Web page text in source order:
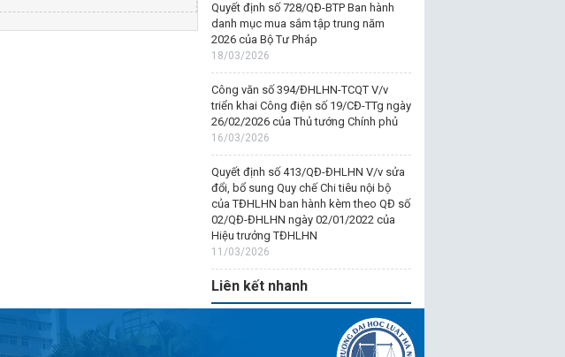
Quyết định số 728/QĐ-BTP Ban hành
danh mục mua sắm tập trung năm
2026 của Bộ Tư Pháp
18/03/2026
Công văn số 394/ĐHLHN-TCQT V/v
triển khai Công điện số 19/CĐ-TTg ngày
26/02/2026 của Thủ tướng Chính phủ
16/03/2026
Quyết định số 413/QĐ-ĐHLHN V/v sửa
đổi, bổ sung Quy chế Chi tiêu nội bộ
của TĐHLHN ban hành kèm theo QĐ số
02/QĐ-ĐHLHN ngày 02/01/2022 của
Hiệu trưởng TĐHLHN
11/03/2026
Liên kết nhanh